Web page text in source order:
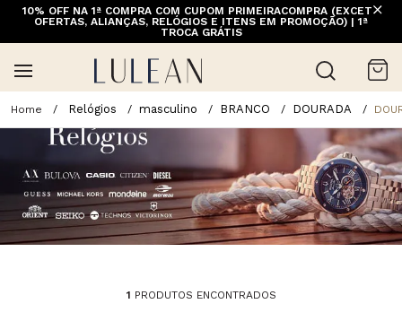
10% OFF NA 1ª COMPRA COM CUPOM PRIMEIRACOMPRA (EXCETO
OFERTAS, ALIANÇAS, RELÓGIOS E ITENS EM PROMOÇÃO) | 1ª
TROCA GRÁTIS
Relógios masculino BRANCO DOURADA
1 PRODUTOS ENCONTRADOS